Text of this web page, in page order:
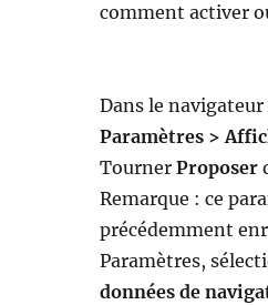
comment activer
Dans le
Paramètres >
Tourner Proposer
Remarque : ce
précédemment
Paramètres,
données de